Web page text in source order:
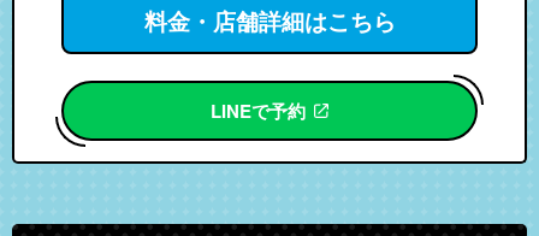
料金・店舗詳細はこちら
LINEで予約